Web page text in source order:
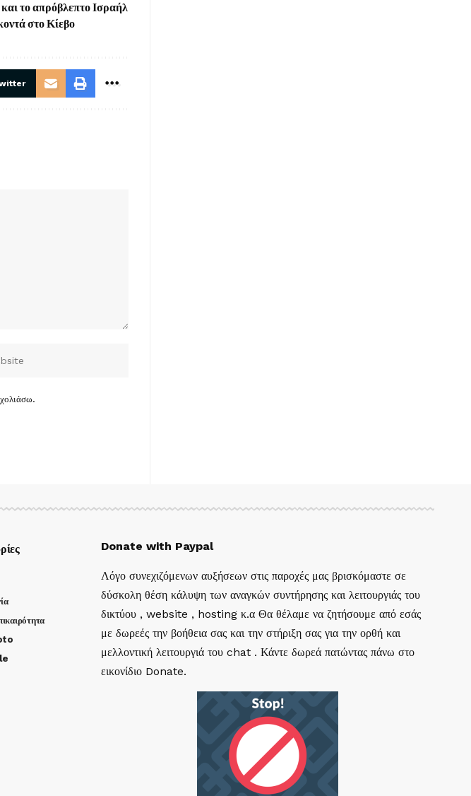
το απρόβλεπτο Ισραήλ
στο Κίεβο
Donate with Paypal
Λόγο συνεχιζόμενων αυξήσεων στις παροχές μας βρισκόμαστε σε
δύσκολη θέση κάλυψη των αναγκών συντήρησης και λειτουργιάς του
δικτύου , website , hosting κ.α Θα θέλαμε να ζητήσουμε από εσάς
με δωρεές την βοήθεια σας και την στήριξη σας για την ορθή και
μελλοντική λειτουργιά του chat . Κάντε δωρεά πατώντας πάνω στο
εικονίδιο Donate.